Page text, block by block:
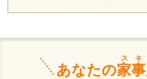
あなたの家
スキ